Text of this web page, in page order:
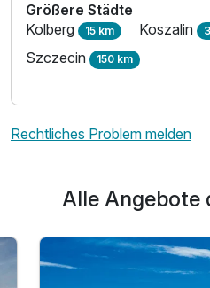
Größere Städte
Kolberg 15 km Koszalin
Szczecin 150 km
Rechtliches Problem melden
Alle Angebote